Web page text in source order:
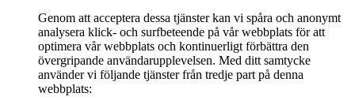
Genom att acceptera dessa tjänster kan vi spåra och anonymt
analysera klick- och surfbeteende på vår webbplats för att
optimera vår webbplats och kontinuerligt förbättra den
övergripande användarupplevelsen. Med ditt samtycke
använder vi följande tjänster från tredje part på denna
webbplats: